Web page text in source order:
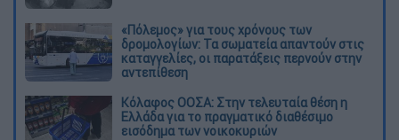
«Πόλεμος» για τους χρόνους των
δρομολογίων: Τα σωματεία απαντούν στις
καταγγελίες, οι παρατάξεις περνούν στην
αντεπίθεση
Κόλαφος ΟΟΣΑ: Στην τελευταία θέση η
Ελλάδα για το πραγματικό διαθέσιμο
εισόδημα των νοικοκυριών